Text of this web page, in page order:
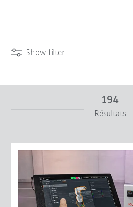
Show filter
194
Résultats